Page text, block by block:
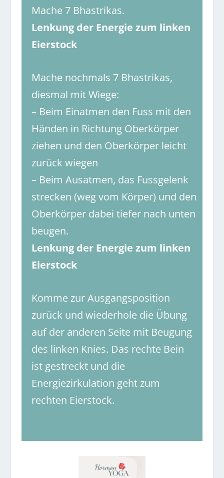
Mache 7 Bhastrikas.
Lenkung der Energie zum linken
Eierstock
Mache nochmals 7 Bhastrikas,
diesmal mit Wiege:
– Beim Einatmen den Fuss mit den
Händen in Richtung Oberkörper
ziehen und den Oberkörper leicht
zurück wiegen
– Beim Ausatmen, das Fussgelenk
strecken (weg vom Körper) und den
Oberkörper dabei tiefer nach unten
beugen.
Lenkung der Energie zum linken
Eierstock
Komme zur Ausgangsposition
zurück und wiederhole die Übung
auf der anderen Seite mit Beugung
des linken Knies. Das rechte Bein
ist gestreckt und die
Energiezirkulation geht zum
rechten Eierstock.